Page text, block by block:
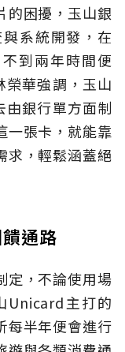
的困擾，玉山銀
系統開發，在
到兩年時間便
榮華強調，玉山
銀行單方面制
一張卡，就能靠
求，輕鬆涵蓋絕
通路
定，不論使用場
Unicard主打的
每半年便會進行